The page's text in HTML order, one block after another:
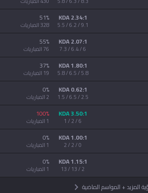
2.34:1 KDA
9.1 / 6.2 / 5.5
51%
328المباريات
2.07:1 KDA
6 / 6.4 / 7.3
55%
76المباريات
1.80:1 KDA
5.8 / 6.5 / 5.8
37%
19 المباريات
0.62:1 KDA
2.5 / 6.5 / 1.5
0%
2المباريات
3.50:1 KDA
6 / 2 / 1
100%
1 المباريات
1.00:1 KDA
0 / 2 / 2
0%
1 المباريات
1.15:1 KDA
2 / 13 / 13
0%
1 المباريات
المزيد+ المواسم الماضية